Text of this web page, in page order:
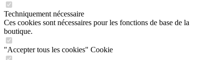
Techniquement nécessaire
Ces cookies sont nécessaires pour les fonctions de base de la
boutique.
"Accepter tous les cookies" Cookie